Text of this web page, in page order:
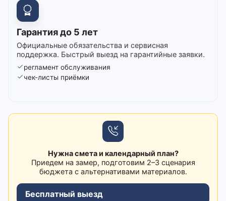
Гарантия до 5 лет
Официальные обязательства и сервисная
поддержка. Быстрый выезд на гарантийные заявки.
регламент обслуживания
чек-листы приёмки
Нужна смета и календарный план?
Приедем на замер, подготовим 2–3 сценария
бюджета с альтернативами материалов.
Бесплатный выезд